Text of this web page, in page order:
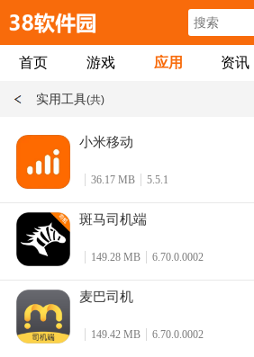
首页 游戏 应用 资讯
实用工具(共)
小米移动
36.17 MB 5.5.1
斑马司机端
149.28 MB 6.70.0.0002
麦巴司机
149.42 MB 6.70.0.0002